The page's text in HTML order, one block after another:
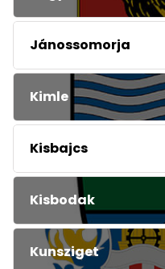
Jánossomorja
Kimle
Kisbajcs
Kisbodak
Kunsziget